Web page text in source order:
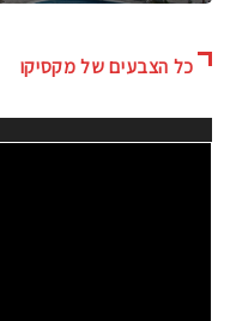
כל הצבעים של מקסיקו